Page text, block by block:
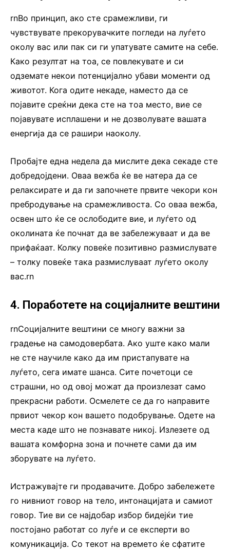
rnВо принцип, ако сте срамежливи, ги
чувствувате прекорувачките погледи на луѓето
околу вас или пак си ги упатувате самите на себе.
Како резултат на тоа, се повлекувате и си
одземате некои потенцијално убави моменти од
животот. Кога одите некаде, наместо да се
појавите среќни дека сте на тоа место, вие се
појавувате исплашени и не дозволувате вашата
енергија да се рашири наоколу.
Пробајте една недела да мислите дека секаде сте
добредојдени. Оваа вежба ќе ве натера да се
релаксирате и да ги започнете првите чекори кон
пребродување на срамежливоста. Со оваа вежба,
освен што ќе се ослободите вие, и луѓето од
околината ќе почнат да ве забележуваат и да ве
прифаќаат. Колку повеќе позитивно размислувате
– толку повеќе така размислуваат луѓето околу
вас.rn
4. Поработете на социјалните вештини
rnСоцијалните вештини се многу важни за
градење на самодовербата. Ако уште како мали
не сте научиле како да им пристапувате на
луѓето, сега имате шанса. Сите почетоци се
страшни, но од овој можат да произлезат само
прекрасни работи. Осмелете се да го направите
првиот чекор кон вашето подобрување. Одете на
места каде што не познавате никој. Излезете од
вашата комфорна зона и почнете сами да им
зборувате на луѓето.
Истражувајте ги продавачите. Добро забележете
го нивниот говор на тело, интонацијата и самиот
говор. Тие ви се најдобар избор бидејќи тие
постојано работат со луѓе и се експерти во
комуникација. Со текот на времето ќе сфатите